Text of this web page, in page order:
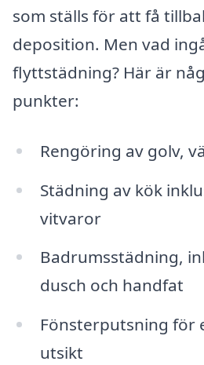
som ställs för att få
deposition. Men vad
flyttstädning? Här är
punkter:
Rengöring av golv,
Städning av kök
vitvaror
Badrumsstädning,
dusch och handfat
Fönsterputsning för
utsikt